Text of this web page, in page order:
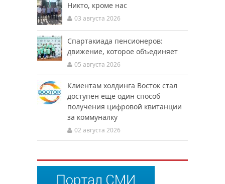
Никто, кроме нас
03 августа 2026
Спартакиада пенсионеров:
движение, которое объединяет
05 августа 2026
Клиентам холдинга Восток стал
доступен еще один способ
получения цифровой квитанции
за коммуналку
02 августа 2026